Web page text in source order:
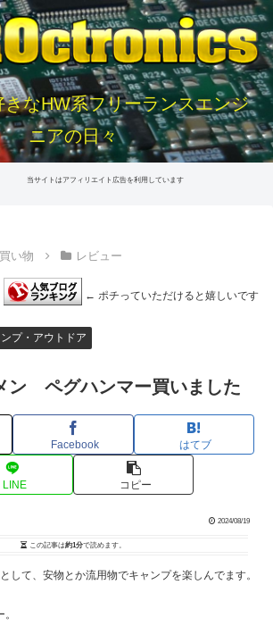
なHW系フリーランスエンジ
ニアの日々
当サイトはアフィリエイト広告を利用しています
い物 レビュー
← ポチっていただけると嬉しいです
プ・アウトドア
ン ペグハンマー買いました
Facebook はてブ
LINE コピー
2024/08/19
この記事は約1分で読めます。
して、安物とか流用物でキャンプを楽しんでます。